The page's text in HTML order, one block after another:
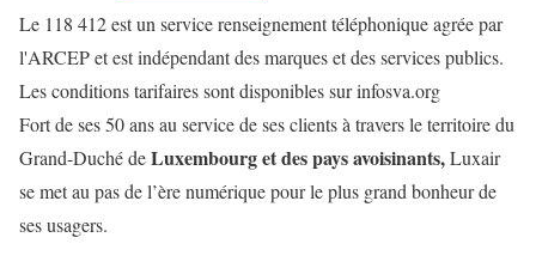
Le 118 412 est un service renseignement téléphonique agrée par
l'ARCEP et est indépendant des marques et des services publics.
Les conditions tarifaires sont disponibles sur infosva.org
Fort de ses 50 ans au service de ses clients à travers le territoire du
Grand-Duché deLuxembourg et des pays avoisinants,Luxair
se met au pas de l’ère numérique pour le plus grand bonheur de
ses usagers.